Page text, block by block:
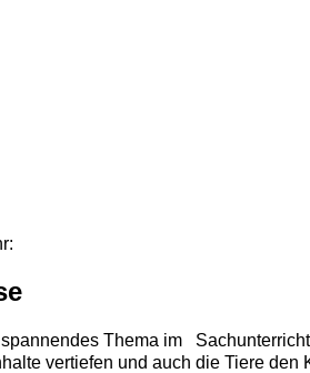
Thema im
vertiefen und auch die Tiere